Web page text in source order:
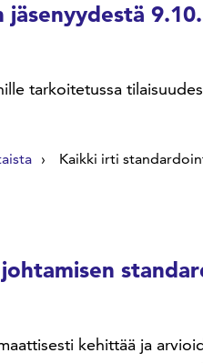
tarkoitetussa
Kaikki irti
kehittää ja